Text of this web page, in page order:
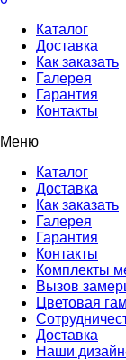
Каталог
Доставка
Как заказать
Галерея
Гарантия
Контакты
Меню
Каталог
Доставка
Как заказать
Галерея
Гарантия
Контакты
Комплекты
Вызов
Цветовая
Доставка
Наши